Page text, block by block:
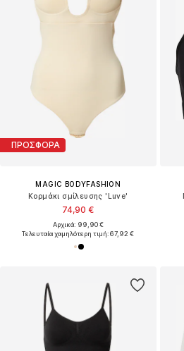
ΠΡΟΣΦΟΡΑ
MAGIC BODYFASHION
Κορμάκι σμίλευσης 'Luve'
74,90 €
Αρχικά: 99,90 €
Τελευταία χαμηλότερη τιμή:67,92 €